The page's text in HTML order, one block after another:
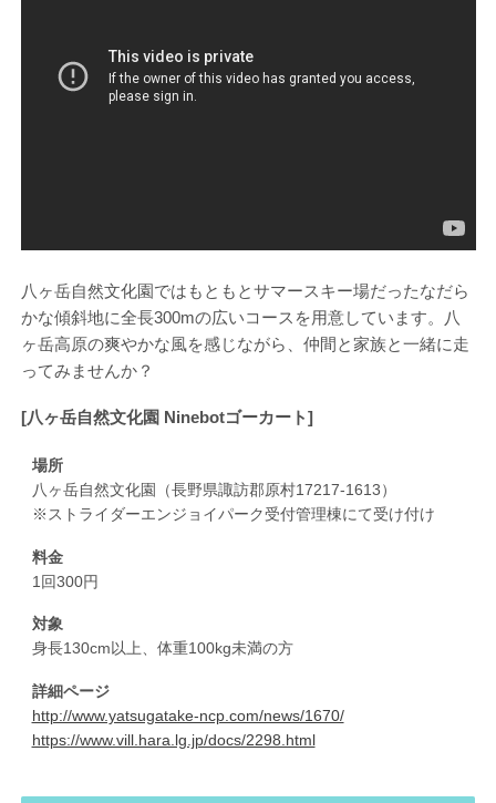
八ヶ岳自然文化園ではもともとサマースキー場だったなだら
かな傾斜地に全長300mの広いコースを用意しています。八
ヶ岳高原の爽やかな風を感じながら、仲間と家族と一緒に走
ってみませんか？
[八ヶ岳自然文化園 Ninebotゴーカート]
場所
八ヶ岳自然文化園（長野県諏訪郡原村17217-1613）
※ストライダーエンジョイパーク受付管理棟にて受け付け
料金
1回300円
対象
身長130cm以上、体重100kg未満の方
詳細ページ
http://www.yatsugatake-ncp.com/news/1670/
https://www.vill.hara.lg.jp/docs/2298.html